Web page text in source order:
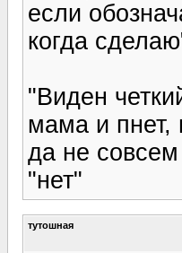
если
когда
"Виден
мама и пнет,
да не
"нет"
тутошная